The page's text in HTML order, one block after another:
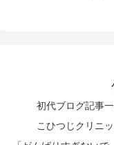
初代ブログ記事
こひつじクリニ